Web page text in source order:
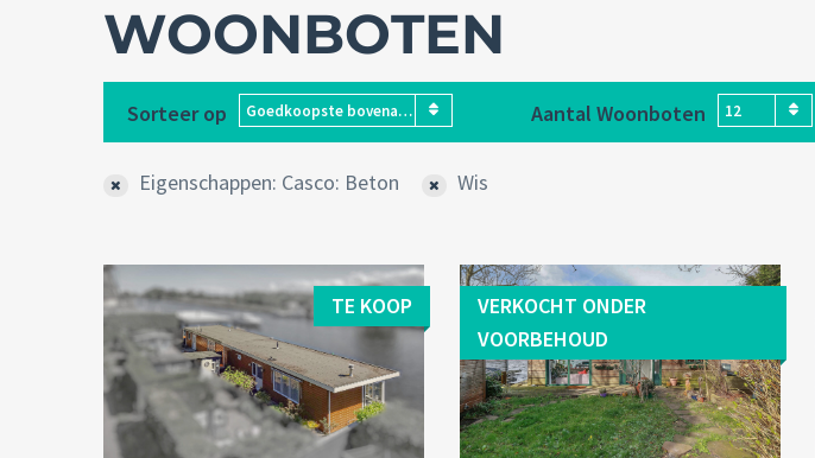
WOONBOTEN
Sorteer op Goedkoopste bovenaan Aantal Woonboten 12
Eigenschappen: Casco: Beton Wis
TE KOOP
VERKOCHT ONDER
VOORBEHOUD